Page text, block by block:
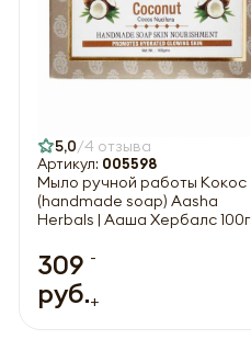
5,0 4 отзыва
Артикул: 005598
Мыло ручной работы Кокос
(handmade soap) Aasha
Herbals | Ааша Хербалс 100г
309
руб.
-
+